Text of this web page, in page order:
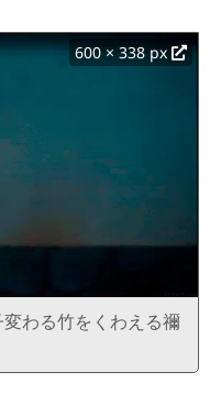
600 × 338 px
わる竹をくわえる禰